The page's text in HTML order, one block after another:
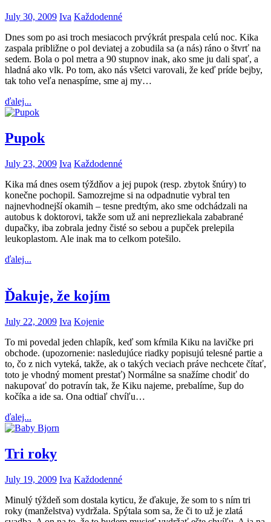
July 30, 2009 Iva Každodenné
Dnes som po asi troch mesiacoch prvýkrát prespala celú noc. Kika
zaspala približne o pol deviatej a zobudila sa (a nás) ráno o štvrť na
sedem. Bola o pol metra a 90 stupnov inak, ako sme ju dali spať, a
hladná ako vlk. Po tom, ako nás všetci varovali, že keď príde bejby,
tak toho veľa nenaspíme, sme aj my…
ďalej...
Pupok
July 23, 2009 Iva Každodenné
Kika má dnes osem týždňov a jej pupok (resp. zbytok šnúry) to
konečne pochopil. Samozrejme si na odpadnutie vybral ten
najnevhodnejší okamih – tesne predtým, ako sme odchádzali na
autobus k doktorovi, takže som už ani neprezliekala zababrané
dupačky, iba zobrala jedny čisté so sebou a pupček prelepila
leukoplastom. Ale inak ma to celkom potešilo.
ďalej...
Ďakuje, že kojím
July 22, 2009 Iva Kojenie
To mi povedal jeden chlapík, keď som kŕmila Kiku na lavičke pri
obchode. (upozornenie: nasledujúce riadky popisujú telesné partie a
to, čo z nich vyteká, takže, ak o takých veciach práve nechcete čítať,
toto je vhodný moment prestať) Normálne sa snažíme chodiť do
nakupovať do potravín tak, že Kiku najeme, prebalíme, šup do
kočíka a ide sa. Ona odtiaľ chvíľu…
ďalej...
Tri roky
July 19, 2009 Iva Každodenné
Minulý týždeň som dostala kyticu, že ďakuje, že som to s ním tri
roky (manželstva) vydržala. Spýtala som sa, že či to už je zlatá